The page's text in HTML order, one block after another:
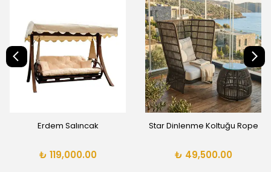
Erdem Salıncak
₺ 119,000.00
Star Dinlenme Koltuğu Rope
₺ 49,500.00